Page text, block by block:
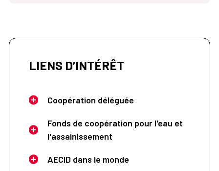
LIENS D’INTÉRÊT
Coopération déléguée
Fonds de coopération pour l'eau et
l'assainissement
AECID dans le monde